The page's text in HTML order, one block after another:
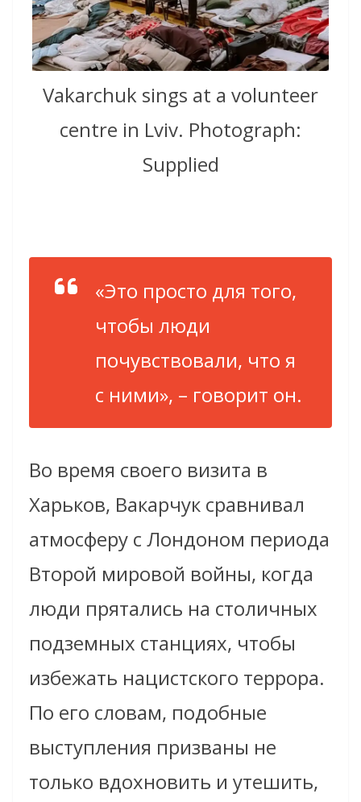
Vakarchuk sings at a volunteer
centre in Lviv. Photograph:
Supplied
«Это просто для того,
чтобы люди
почувствовали, что я
с ними», – говорит он.
Во время своего визита в
Харьков, Вакарчук сравнивал
атмосферу с Лондоном периода
Второй мировой войны, когда
люди прятались на столичных
подземных станциях, чтобы
избежать нацистского террора.
По его словам, подобные
выступления призваны не
только вдохновить и утешить,